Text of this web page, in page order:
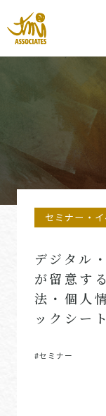
セミナー・
デジタル
が留意す
法・個人
ックシー
#セミナー